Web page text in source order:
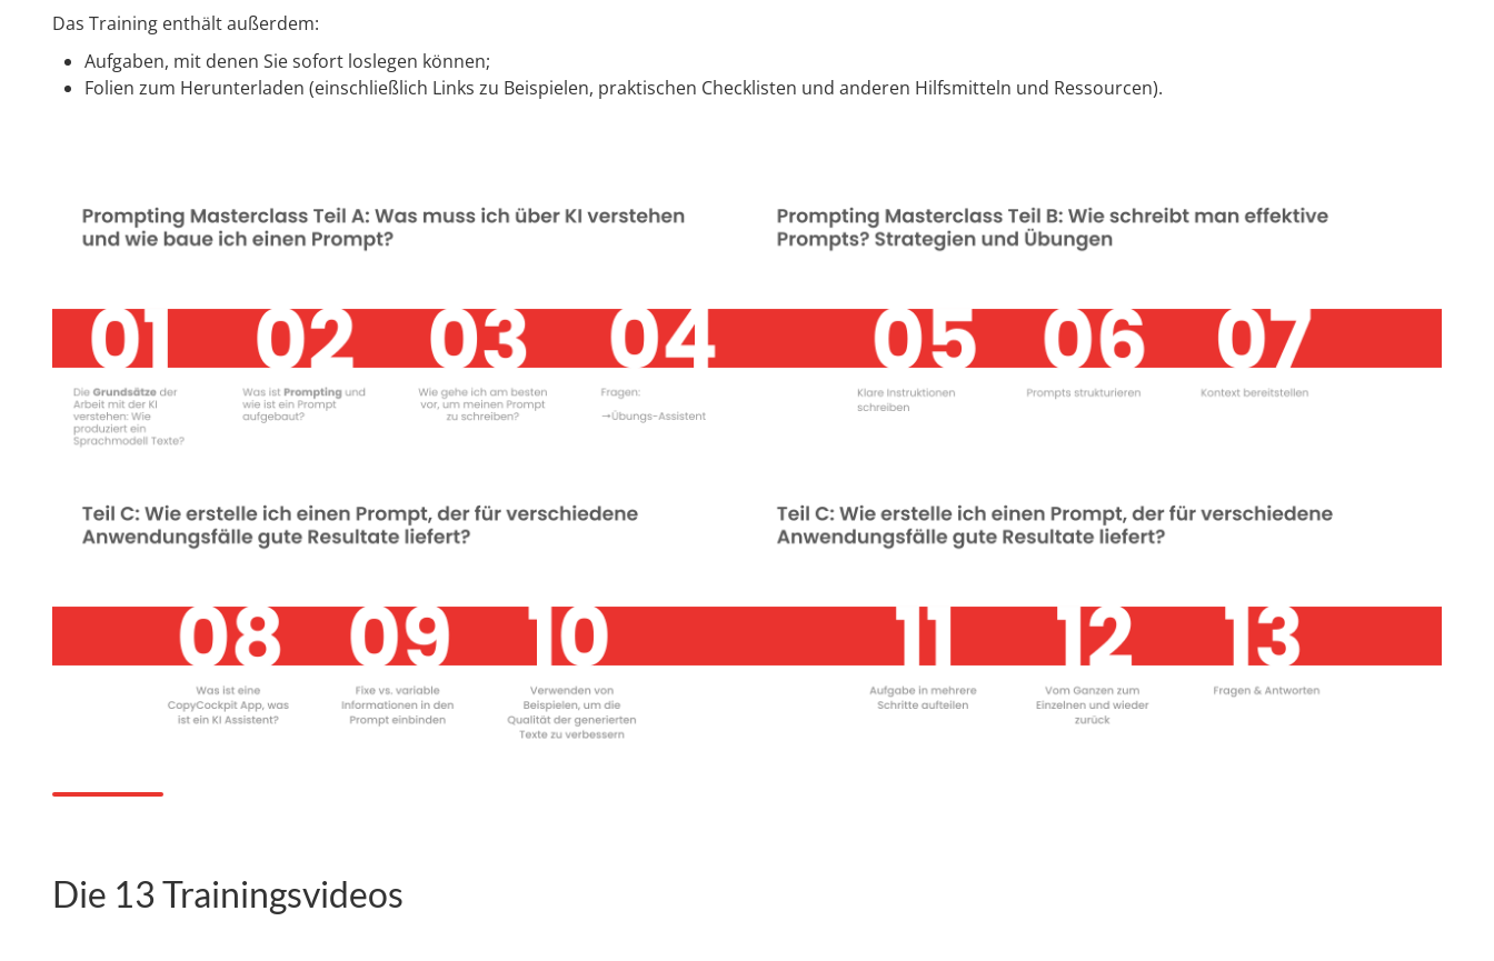
Das Training enthält außerdem:
Aufgaben, mit denen Sie sofort loslegen können;
Folien zum Herunterladen (einschließlich Links zu Beispielen, praktischen Checklisten und anderen Hilfsmitteln und Ressourcen).
Die 13 Trainingsvideos